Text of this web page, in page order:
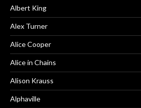
Albert King
Alex Turner
Alice Cooper
Alice in Chains
Alison Krauss
Alphaville